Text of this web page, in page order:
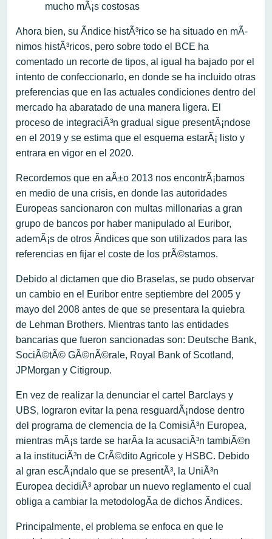
Ahora bien, su Ã­ndice histÃ³rico se ha situado en mÃ­
nimos histÃ³ricos, pero sobre todo el BCE ha
comentado un recorte de tipos, al igual ha bajado por el
intento de confeccionarlo, en donde se ha incluido otras
preferencias que en las actuales condiciones dentro del
mercado ha abaratado de una manera ligera. El
proceso de integraciÃ³n gradual sigue presentÃ¡ndose
en el 2019 y se estima que el esquema estarÃ¡ listo y
entrara en vigor en el 2020.
Recordemos que en aÃ±o 2013 nos encontrÃ¡bamos
en medio de una crisis, en donde las autoridades
Europeas sancionaron con multas millonarias a gran
grupo de bancos por haber manipulado al Euribor,
ademÃ¡s de otros Ã­ndices que son utilizados para las
referencias en fijar el coste de los prÃ©stamos.
Debido al dictamen que dio Braselas, se pudo observar
un cambio en el Euribor entre septiembre del 2005 y
mayo del 2008 antes de que se presentara la quiebra
de Lehman Brothers. Mientras tanto las entidades
bancarias que fueron sancionadas son: Deutsche Bank,
SociÃ©tÃ© GÃ©nÃ©rale, Royal Bank of Scotland,
JPMorgan y Citigroup.
En vez de realizar la denunciar el cartel Barclays y
UBS, lograron evitar la pena resguardÃ¡ndose dentro
del programa de clemencia de la ComisiÃ³n Europea,
mientras mÃ¡s tarde se harÃ­a la acusaciÃ³n tambiÃ©n
a la instituciÃ³n de CrÃ©dito Agricole y HSBC. Debido
al gran escÃ¡ndalo que se presentÃ³, la UniÃ³n
Europea decidiÃ³ aprobar un nuevo reglamento el cual
obliga a cambiar la metodologÃ­a de dichos Ã­ndices.
Principalmente, el problema se enfoca en que le